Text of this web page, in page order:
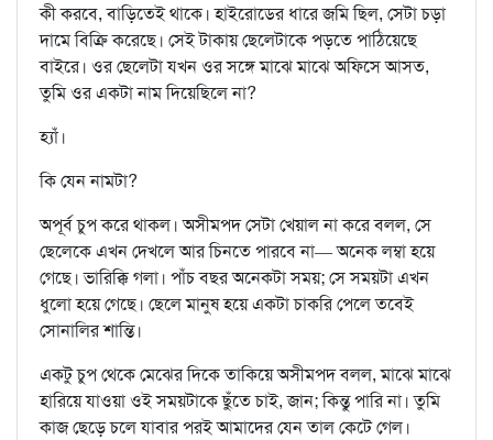
কী করবে, বাড়িতেই থাকে। হাইরোডের ধারে জমি ছিল, সেটা চড়া
দামে বিক্রি করেছে। সেই টাকায় ছেলেটাকে পড়তে পাঠিয়েছে
বাইরে। ওর ছেলেটা যখন ওর সঙ্গে মাঝে মাঝে অফিসে আসত,
তুমি ওর একটা নাম দিয়েছিলে না?
হ্যাঁ।
কি যেন নামটা?
অপূর্ব চুপ করে থাকল। অসীমপদ সেটা খেয়াল না করে বলল, সে
ছেলেকে এখন দেখলে আর চিনতে পারবে না— অনেক লম্বা হয়ে
গেছে। ভারিক্কি গলা। পাঁচ বছর অনেকটা সময়; সে সময়টা এখন
ধুলো হয়ে গেছে। ছেলে মানুষ হয়ে একটা চাকরি পেলে তবেই
সোনালির শান্তি।
একটু চুপ থেকে মেঝের দিকে তাকিয়ে অসীমপদ বলল, মাঝে মাঝে
হারিয়ে যাওয়া ওই সময়টাকে ছুঁতে চাই, জান; কিন্তু পারি না। তুমি
কাজ ছেড়ে চলে যাবার পরই আমাদের যেন তাল কেটে গেল।